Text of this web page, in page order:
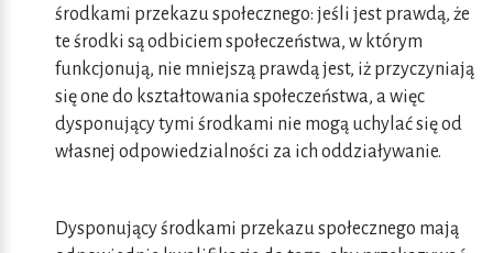
środkami przekazu społecznego: jeśli jest prawdą, że
te środki są odbiciem społeczeństwa, w którym
funkcjonują, nie mniejszą prawdą jest, iż przyczyniają
się one do kształtowania społeczeństwa, a więc
dysponujący tymi środkami nie mogą uchylać się od
własnej odpowiedzialności za ich oddziaływanie.
Dysponujący środkami przekazu społecznego mają